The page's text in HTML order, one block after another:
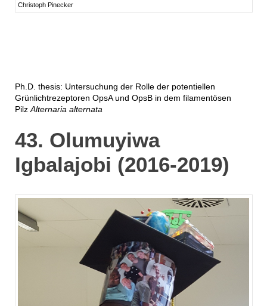
Christoph Pinecker
Ph.D. thesis: Untersuchung der Rolle der potentiellen
Grünlichtrezeptoren OpsA und OpsB in dem filamentösen
PilzAlternaria alternata
43. Olumuyiwa
Igbalajobi (2016-2019)